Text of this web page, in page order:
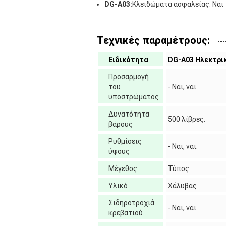
DG-A03:Κλειδώματα ασφαλείας: Ναι
Τεχνικές παραμέτρους:
Ειδικότητα DG-A03
Προσαρμογή
του
υποστρώματος
- Ναι, ναι.
Δυνατότητα
βάρους
500 λίβρες.
Ρυθμίσεις
ύψους
- Ναι, ναι.
Μέγεθος Τύπος
Υλικό Χάλυβας
Σιδηροτροχιά
κρεβατιού
- Ναι, ναι.